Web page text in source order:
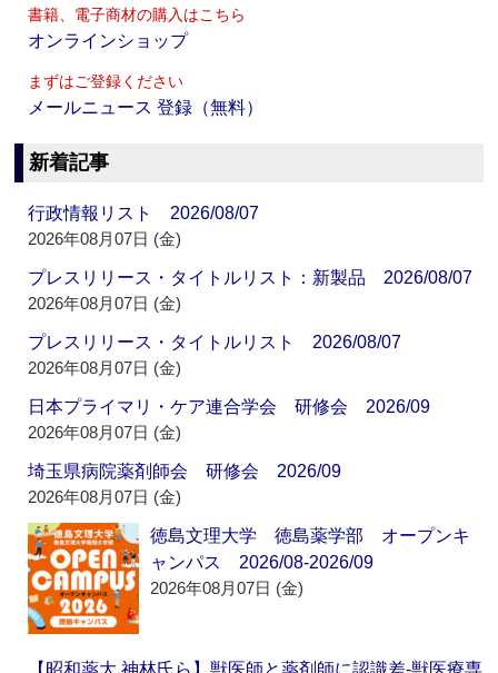
書籍、電子商材の購入はこちら
オンラインショップ
まずはご登録ください
メールニュース 登録（無料）
新着記事
行政情報リスト 2026/08/07
2026年08月07日 (金)
プレスリリース・タイトルリスト：新製品 2026/08/07
2026年08月07日 (金)
プレスリリース・タイトルリスト 2026/08/07
2026年08月07日 (金)
日本プライマリ・ケア連合学会 研修会 2026/09
2026年08月07日 (金)
埼玉県病院薬剤師会 研修会 2026/09
2026年08月07日 (金)
徳島文理大学 徳島薬学部 オープンキ
ャンパス 2026/08-2026/09
2026年08月07日 (金)